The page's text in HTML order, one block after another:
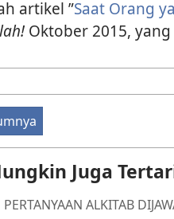
artikel ”Saat Orang
Oktober 2015,
Juga
PERTANYAAN ALKITAB